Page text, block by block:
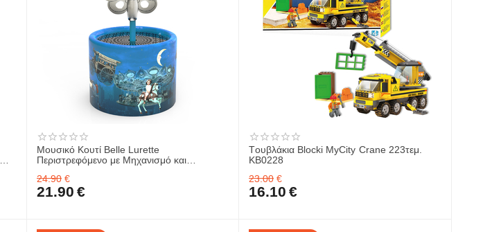
Μουσικό Κουτί Belle Lurette
Περιστρεφόμενο με Μηχανισμό και
Chim Cheree - Carousel 7.7 x 6.8 x 13.7
cm MIN005
24.90 €
21.90 €
Tουβλάκια Blocki MyCity Crane 223τεμ.
KB0228
23.00 €
16.10 €